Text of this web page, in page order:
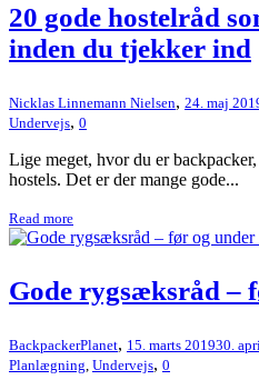
20 gode hostelråd
inden du tjekker ind
Nicklas Linnemann Nielsen, 24. maj
Undervejs, 0
Lige meget, hvor du er
hostels. Det er der mange gode...
Read more
Gode rygsæksråd –
BackpackerPlanet, 15. marts 201930.
Planlægning Undervejs, 0